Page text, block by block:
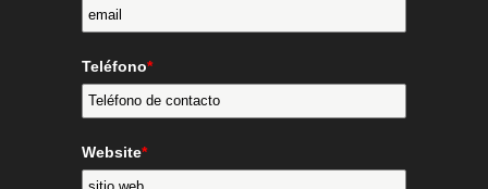
Teléfono*
Website*